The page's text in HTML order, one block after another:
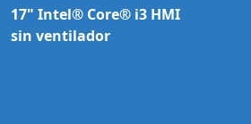
17" Intel® Core® i3 HMI
sin ventilador